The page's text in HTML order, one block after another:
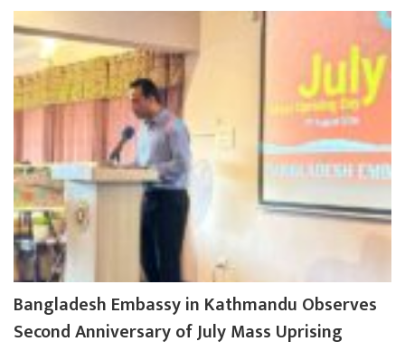
Bangladesh Embassy in Kathmandu Observes
Second Anniversary of July Mass Uprising